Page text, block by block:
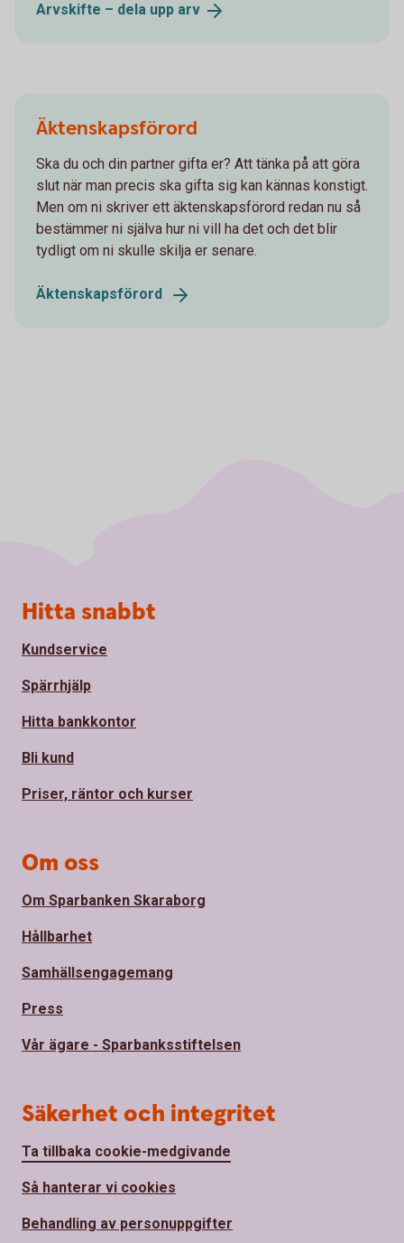
Arvskifte – dela upp arv
Äktenskapsförord
Ska du och din partner gifta er? Att tänka på att göra
slut när man precis ska gifta sig kan kännas konstigt.
Men om ni skriver ett äktenskapsförord redan nu så
bestämmer ni själva hur ni vill ha det och det blir
tydligt om ni skulle skilja er senare.
Äktenskapsförord
Sidfot
Hitta snabbt
Kundservice
Spärrhjälp
Hitta bankkontor
Bli kund
Priser, räntor och kurser
Om oss
Om Sparbanken Skaraborg
Hållbarhet
Samhällsengagemang
Press
Vår ägare - Sparbanksstiftelsen
Säkerhet och integritet
Ta tillbaka cookie-medgivande
Så hanterar vi cookies
Behandling av personuppgifter